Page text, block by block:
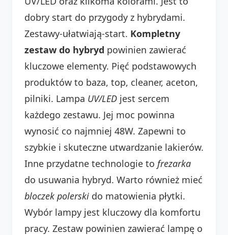
dobry start do przygody z hybrydami.
Zestawy-ułatwiają-start. Kompletny
zestaw do hybryd powinien zawierać
kluczowe elementy. Pięć podstawowych
produktów to baza, top, cleaner, aceton,
pilniki. Lampa UV/LED jest sercem
każdego zestawu. Jej moc powinna
wynosić co najmniej 48W. Zapewni to
szybkie i skuteczne utwardzanie lakierów.
Inne przydatne technologie to frezarka
do usuwania hybryd. Warto również mieć
bloczek polerski do matowienia płytki.
Wybór lampy jest kluczowy dla komfortu
pracy. Zestaw powinien zawierać lampę o